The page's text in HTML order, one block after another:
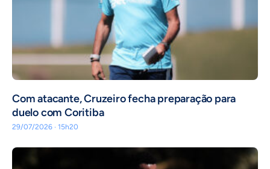
Com atacante, Cruzeiro fecha preparação para
duelo com Coritiba
29/07/2026 · 15h20